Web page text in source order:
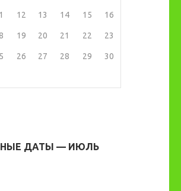
12 13 14 15 16
19 20 21 22 23
26 27 28 29 30
ДАТЫ — ИЮЛЬ